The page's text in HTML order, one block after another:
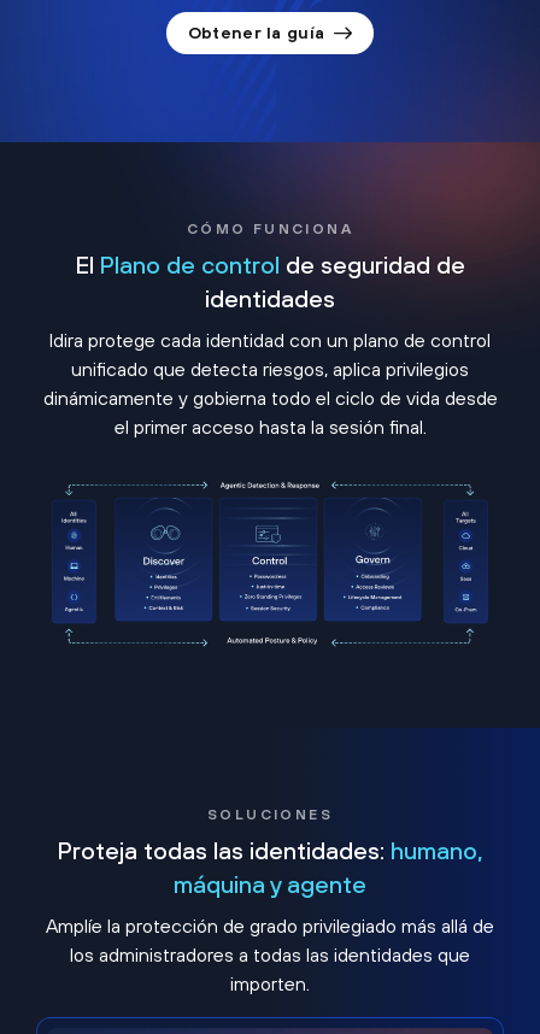
Obtener la guía
CÓMO FUNCIONA
El Plano de control de seguridad de
identidades
Idira protege cada identidad con un plano de control
unificado que detecta riesgos, aplica privilegios
dinámicamente y gobierna todo el ciclo de vida desde
el primer acceso hasta la sesión final.
SOLUCIONES
Proteja todas las identidades: humano,
máquina y agente
Amplíe la protección de grado privilegiado más allá de
los administradores a todas las identidades que
importen.